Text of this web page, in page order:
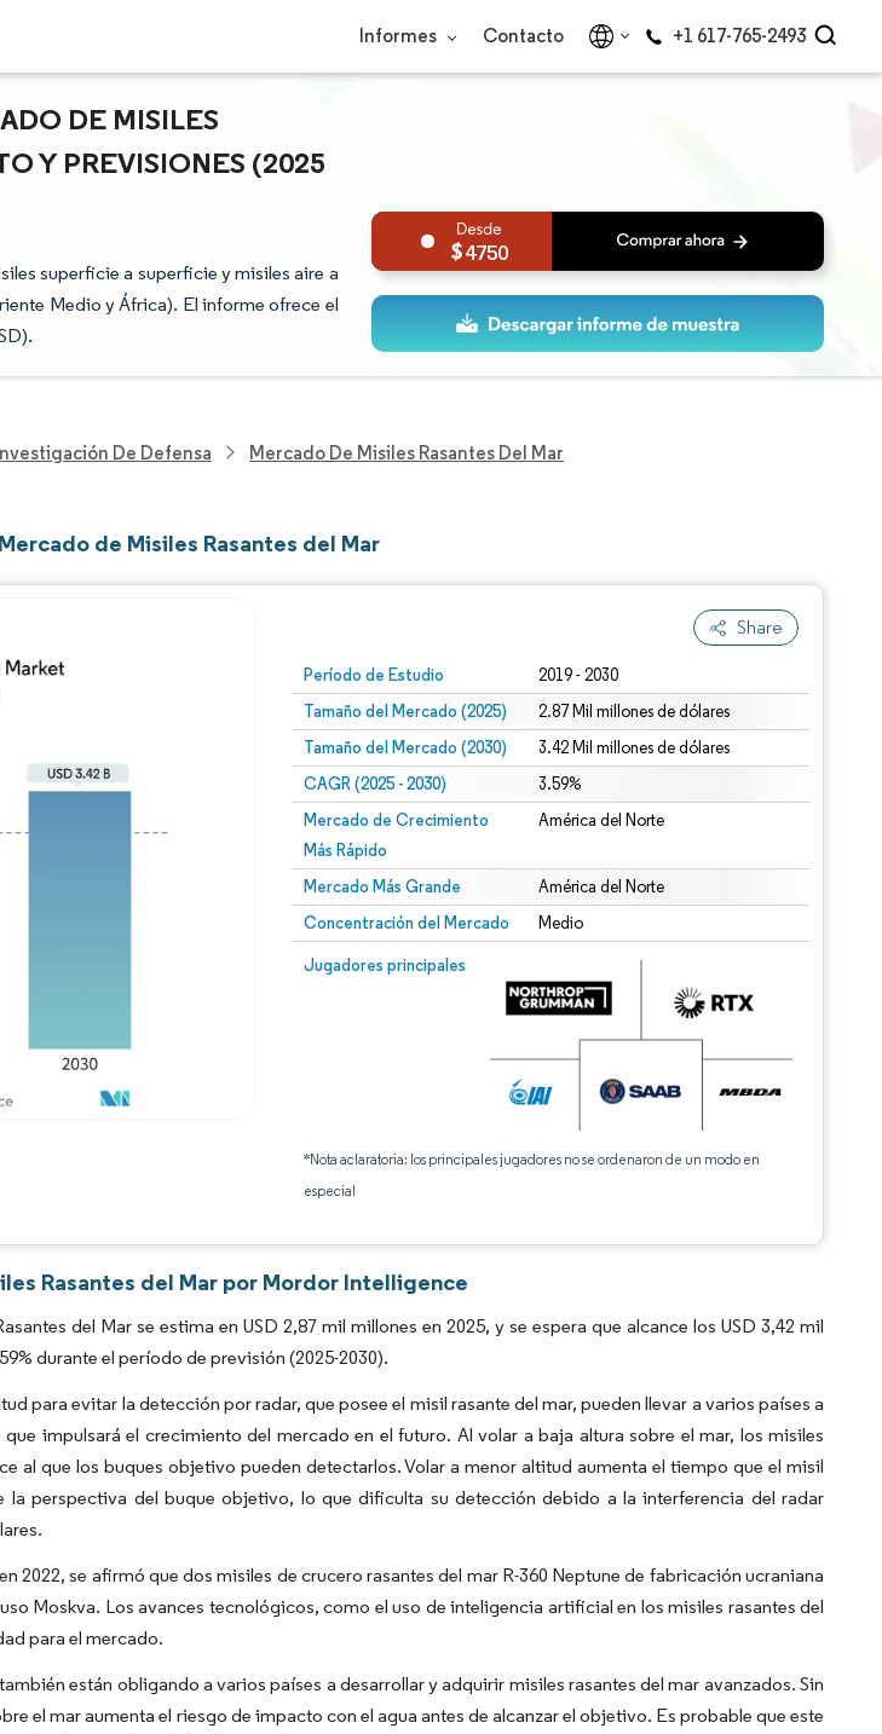
Informes Contacto +1 617-765-2493
DE MISILES
Y PREVISIONES (2025
superficie a superficie y misiles aire a
Medio y África). El informe ofrece el
4750
De Defensa Mercado De Misiles Rasantes Del Mar
de Misiles Rasantes del Mar
Share
Período de Estudio 2019 - 2030
Tamaño del Mercado (2025) 2.87 Mil millones de dólares
Tamaño del Mercado (2030) 3.42 Mil millones de dólares
CAGR (2025 - 2030) 3.59%
Mercado de Crecimiento
Más Rápido
América del Norte
Mercado Más Grande América del Norte
Concentración del Mercado Medio
Jugadores principales
*Nota aclaratoria: los principales jugadores no se ordenaron de un modo en
especial
Rasantes del Mar por Mordor Intelligence
del Mar se estima en USD 2,87 mil millones en 2025, y se espera que alcance los USD 3,42 mil
durante el período de previsión (2025-2030).
para evitar la detección por radar, que posee el misil rasante del mar, pueden llevar a varios países a
impulsará el crecimiento del mercado en el futuro. Al volar a baja altura sobre el mar, los misiles
al que los buques objetivo pueden detectarlos. Volar a menor altitud aumenta el tiempo que el misil
la perspectiva del buque objetivo, lo que dificulta su detección debido a la interferencia del radar
2022, se afirmó que dos misiles de crucero rasantes del mar R-360 Neptune de fabricación ucraniana
Moskva. Los avances tecnológicos, como el uso de inteligencia artificial en los misiles rasantes del
para el mercado.
están obligando a varios países a desarrollar y adquirir misiles rasantes del mar avanzados. Sin
el mar aumenta el riesgo de impacto con el agua antes de alcanzar el objetivo. Es probable que este